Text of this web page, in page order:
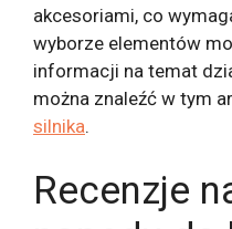
akcesoriami, co
wyborze elementów
informacji na temat
można znaleźć w tym
silnika.
Recenzje